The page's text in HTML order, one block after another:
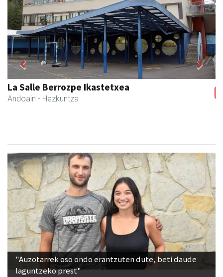
La Salle Berrozpe Ikastetxea
Andoain - Hezkuntza
Previous Next
"Auzotarrek oso ondo erantzuten dute, beti daude
laguntzeko prest"